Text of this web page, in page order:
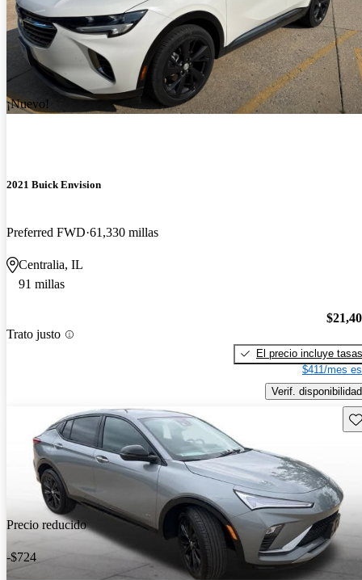
¡Nuevo!
2021 Buick Envision
Preferred FWD 61,330 millas
Centralia, IL
91 millas
Trato justo
El precio incluye tasas
$411/mes
Verif. disponibilidad
Precio reducido
-$724